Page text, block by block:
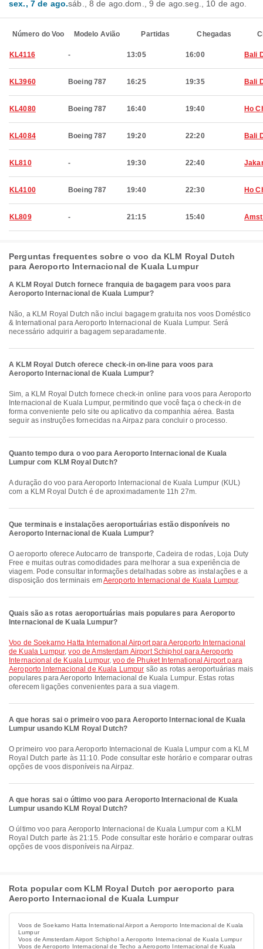
sex., 7 de ago.sáb., 8 de ago.dom., 9 de ago.seg., 10 de ago.
Número do Voo Modelo Avião Partidas Chegadas
KL4116 - 13:05 16:00 Bali
KL3960 Boeing 787 16:25 19:35 Bali
KL4080 Boeing 787 16:40 19:40 Ho
KL4084 Boeing 787 19:20 22:20 Bali
KL810 - 19:30 22:40
KL4100 Boeing 787 19:40 22:30 Ho
KL809 - 21:15 15:40
Perguntas frequentes sobre o voo da KLM Royal Dutch
para Aeroporto Internacional de Kuala Lumpur
A KLM Royal Dutch fornece franquia de bagagem para voos para
Aeroporto Internacional de Kuala Lumpur?
Não, a KLM Royal Dutch não inclui bagagem gratuita nos voos Doméstico
& International para Aeroporto Internacional de Kuala Lumpur. Será
necessário adquirir a bagagem separadamente.
A KLM Royal Dutch oferece check-in on-line para voos para
Aeroporto Internacional de Kuala Lumpur?
Sim, a KLM Royal Dutch fornece check-in online para voos para Aeroporto
Internacional de Kuala Lumpur, permitindo que você faça o check-in de
forma conveniente pelo site ou aplicativo da companhia aérea. Basta
seguir as instruções fornecidas na Airpaz para concluir o processo.
Quanto tempo dura o voo para Aeroporto Internacional de Kuala
Lumpur com KLM Royal Dutch?
A duração do voo para Aeroporto Internacional de Kuala Lumpur (KUL)
com a KLM Royal Dutch é de aproximadamente 11h 27m.
Que terminais e instalações aeroportuárias estão disponíveis no
Aeroporto Internacional de Kuala Lumpur?
O aeroporto oferece Autocarro de transporte, Cadeira de rodas, Loja Duty
Free e muitas outras comodidades para melhorar a sua experiência de
viagem. Pode consultar informações detalhadas sobre as instalações e a
disposição dos terminais emAeroporto Internacional de Kuala Lumpur.
Quais são as rotas aeroportuárias mais populares para Aeroporto
Internacional de Kuala Lumpur?
voo de Soekarno Hatta International Airport para Aeroporto Internacional
de Kuala Lumpur,voo de Amsterdam Airport Schiphol para Aeroporto
Internacional de Kuala Lumpur,voo de Phuket International Airport para
Aeroporto Internacional de Kuala Lumpur são as rotas aeroportuárias mais
populares para Aeroporto Internacional de Kuala Lumpur. Estas rotas
oferecem ligações convenientes para a sua viagem.
A que horas sai o primeiro voo para Aeroporto Internacional de Kuala
Lumpur usando KLM Royal Dutch?
O primeiro voo para Aeroporto Internacional de Kuala Lumpur com a KLM
Royal Dutch parte às 11:10. Pode consultar este horário e comparar outras
opções de voos disponíveis na Airpaz.
A que horas sai o último voo para Aeroporto Internacional de Kuala
Lumpur usando KLM Royal Dutch?
O último voo para Aeroporto Internacional de Kuala Lumpur com a KLM
Royal Dutch parte às 21:15. Pode consultar este horário e comparar outras
opções de voos disponíveis na Airpaz.
Rota popular com KLM Royal Dutch por aeroporto para
Aeroporto Internacional de Kuala Lumpur
Voos de Soekarno Hatta International Airport a Aeroporto Internacional de Kuala
Lumpur
Voos de Amsterdam Airport Schiphol a Aeroporto Internacional de Kuala Lumpur
Voos de Aeroporto Internacional de Techo a Aeroporto Internacional de Kuala